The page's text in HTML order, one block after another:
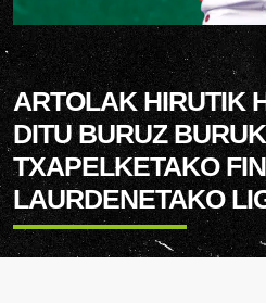
ARTOLAK HIRUTIK
DITU BURUZ
TXAPELKETAKO
LAURDENETAKO